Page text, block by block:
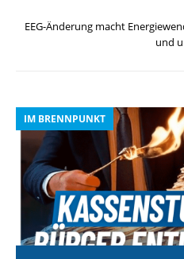
EEG-Änderung macht
und
IM BRENNPUNKT